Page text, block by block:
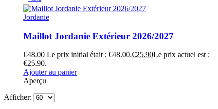
Jordanie
Maillot Jordanie Extérieur 2026/2027
€48.00 Le prix initial était : €48.00.€25.90Le prix actuel est :
€25.90.
Ajouter au panier
Aperçu
Afficher: